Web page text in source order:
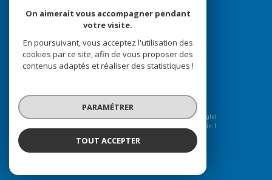
Adhérents
© 2026 | Tous droits réservés | Traduction powered by Google |
Admin
On aimerait vous accompagner pendant
votre visite.
En poursuivant, vous acceptez l'utilisation des
cookies par ce site, afin de vous proposer des
contenus adaptés et réaliser des statistiques !
PARAMÉTRER
TOUT ACCEPTER